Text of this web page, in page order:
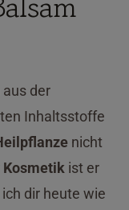
der
Inhaltsstoffe
nicht
Kosmetik ist er
dir heute wie